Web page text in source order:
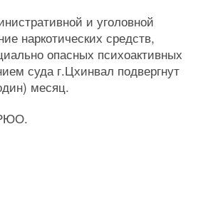
и уголовной
наркотических средств,
опасных психоактивных
суда г.Цхинвал подвергнут
месяц.